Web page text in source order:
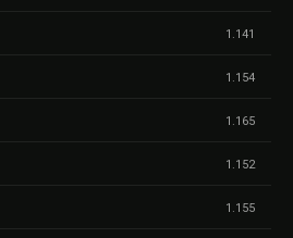
1.141
1.154
1.165
1.152
1.155